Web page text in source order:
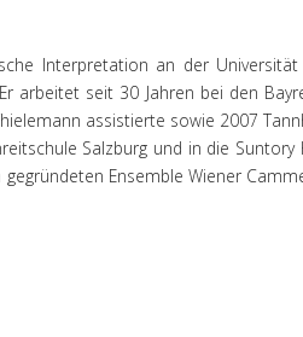
Interpretation an der
arbeitet seit 30 Jahren bei den
assistierte sowie 2007
Salzburg und in die
Ensemble Wiener